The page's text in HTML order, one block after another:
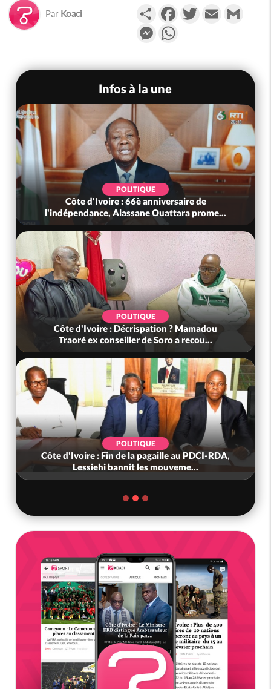
Par Koaci PartagerFacebookTwitterEmail
Messenger
Infos à la une
POLITIQUE
Côte d'Ivoire : 66è anniversaire de
l'indépendance, Alassane Ouattara prome...
POLITIQUE
Côte d'Ivoire : Décrispation ? Mamadou
Traoré ex conseiller de Soro a recou...
POLITIQUE
Côte d'Ivoire : Fin de la pagaille au PDCI-RDA,
Lessiehi bannit les mouveme...